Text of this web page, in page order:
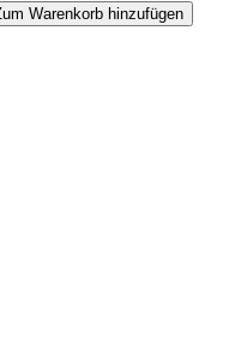
Warenkorb hinzufügen